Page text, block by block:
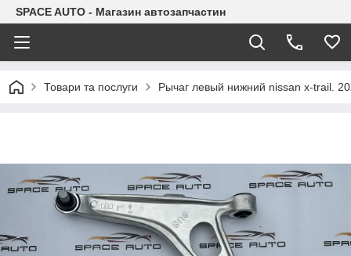
SPACE AUTO - Магазин автозапчастин
Товари та послуги Рычаг левый нижний nissan x-trail.